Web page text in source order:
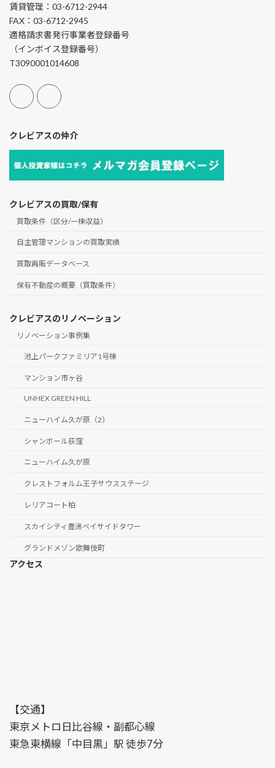
賃貸管理：03-6712-2944
FAX：03-6712-2945
適格請求書発行事業者登録番号
（インボイス登録番号）
T3090001014608
クレビアスの仲介
クレビアスの買取/保有
買取条件（区分/一棟収益）
自主管理マンションの買取実績
買取再販データベース
保有不動産の概要（買取条件）
クレビアスのリノベーション
リノベーション事例集
池上パークファミリア1号棟
マンション市ヶ谷
UNHEX GREEN HILL
ニューハイム久が原（2）
シャンボール荻窪
ニューハイム久が原
クレストフォルム王子サウスステージ
レリアコート柏
スカイシティ豊洲ベイサイドタワー
グランドメゾン歌舞伎町
アクセス
【交通】
東京メトロ日比谷線・副都心線
東急東横線「中目黒」駅 徒歩7分